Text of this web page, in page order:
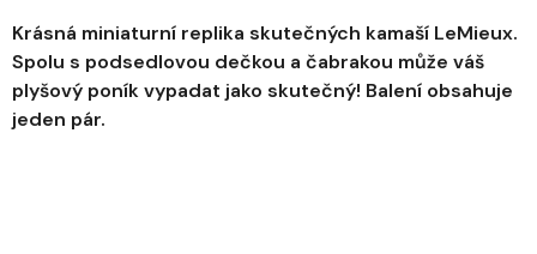
Krásná miniaturní replika skutečných kamaší LeMieux.
Spolu s podsedlovou dečkou a čabrakou může váš
plyšový poník vypadat jako skutečný! Balení obsahuje
jeden pár.